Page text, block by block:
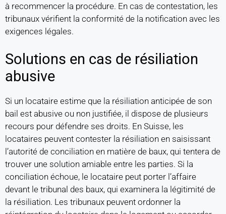
à recommencer la procédure. En cas de contestation, les
tribunaux vérifient la conformité de la notification avec les
exigences légales.
Solutions en cas de résiliation
abusive
Si un locataire estime que la résiliation anticipée de son
bail est abusive ou non justifiée, il dispose de plusieurs
recours pour défendre ses droits. En Suisse, les
locataires peuvent contester la résiliation en saisissant
l’autorité de conciliation en matière de baux, qui tentera de
trouver une solution amiable entre les parties. Si la
conciliation échoue, le locataire peut porter l’affaire
devant le tribunal des baux, qui examinera la légitimité de
la résiliation. Les tribunaux peuvent ordonner la